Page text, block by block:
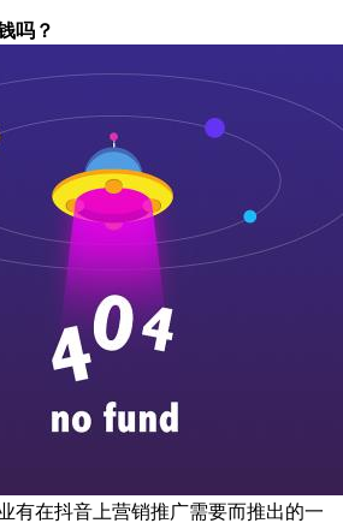
吗？
有在抖音上营销推广需要而推出的一